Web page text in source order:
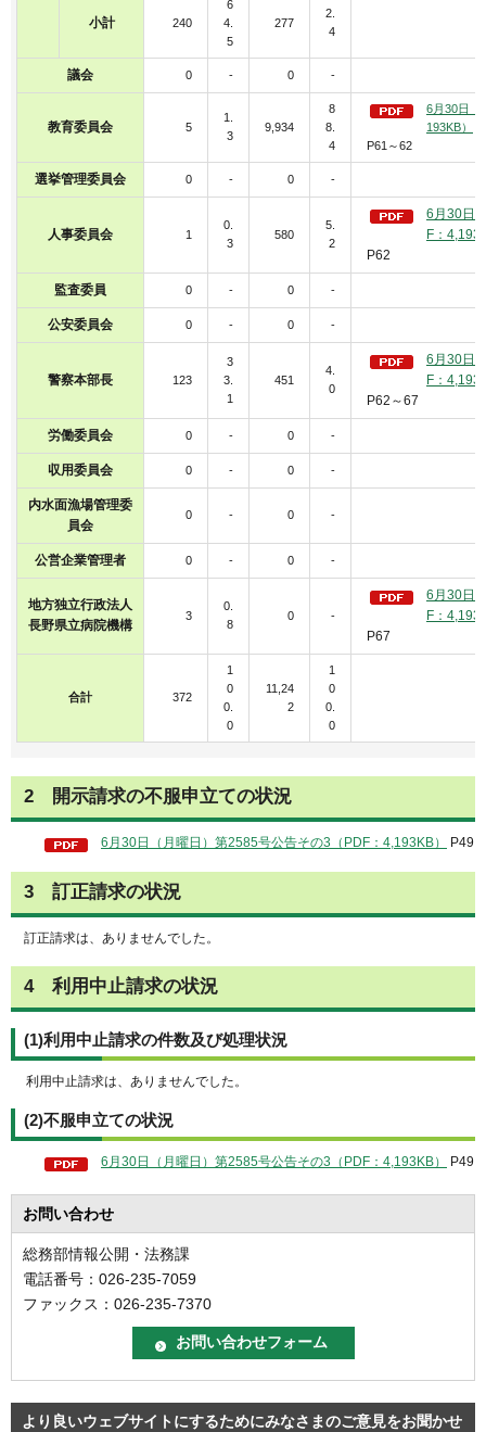
小計 240
6
4.
5
277
2.
4
議会 0 - 0 -
教育委員会 5
1.
3
9,934
8
8.
4
6月30日（
193KB）
P61～62
選挙管理委員会 0 - 0 -
人事委員会 1
0.
3
580
5.
2
6月30日
F：
P62
監査委員 0 - 0 -
公安委員会 0 - 0 -
警察本部長 123
3
3.
1
451
4.
0
6月30日
F：
P62～67
労働委員会 0 - 0 -
収用委員会 0 - 0 -
内水面漁場管理委
員会
0 - 0 -
公営企業管理者 0 - 0 -
地方独立行政法人
長野県立病院機構
3
0.
8
0 -
6月30日
F：
P67
合計 372
1
0
0.
0
11,24
2
1
0
0.
0
2 開示請求の不服申立ての状況
6月30日（月曜日）第2585号公告その3（PDF：4,193KB） P49
3 訂正請求の状況
訂正請求は、ありませんでした。
4 利 用中止請求の状況
(1)利用中止請求の件数及び処理状況
利用中止請求は、ありませんでした。
(2)不服申立ての状況
6月30日（月曜日）第2585号公告その3（PDF：4,193KB） P49
お問い合わせ
総務部情報公開・法務課
電話番号：026-235-7059
ファックス：026-235-7370
より良いウェブサイトにするためにみなさまのご意見をお聞かせ